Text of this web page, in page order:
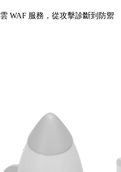
WAF 服務，從攻擊診斷到防禦